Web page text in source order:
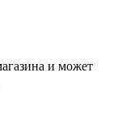
и может